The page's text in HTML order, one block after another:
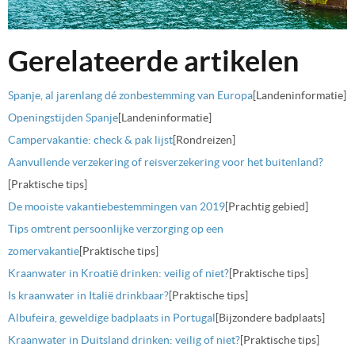
Gerelateerde artikelen
Spanje, al jarenlang dé zonbestemming van Europa[Landeninformatie]
Openingstijden Spanje[Landeninformatie]
Campervakantie: check & pak lijst[Rondreizen]
Aanvullende verzekering of reisverzekering voor het buitenland?
[Praktische tips]
De mooiste vakantiebestemmingen van 2019[Prachtig gebied]
Tips omtrent persoonlijke verzorging op een
zomervakantie[Praktische tips]
Kraanwater in Kroatië drinken: veilig of niet?[Praktische tips]
Is kraanwater in Italië drinkbaar?[Praktische tips]
Albufeira, geweldige badplaats in Portugal[Bijzondere badplaats]
Kraanwater in Duitsland drinken: veilig of niet?[Praktische tips]